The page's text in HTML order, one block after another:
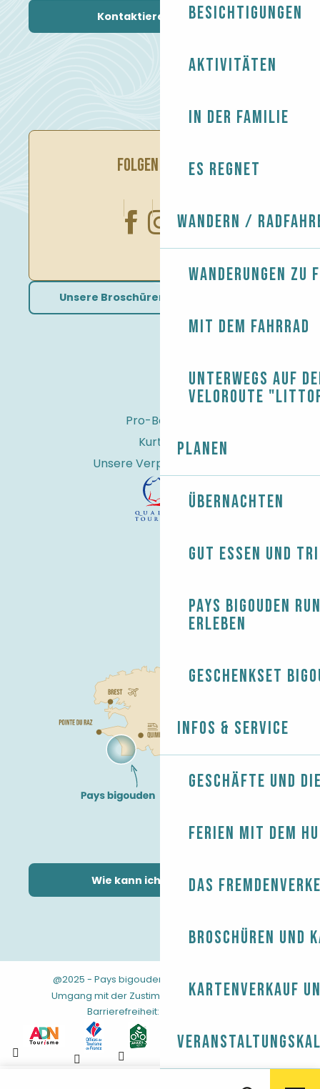
Besichtigungen
Aktivitäten
In der Familie
Es regnet
Wandern /
Wanderungen zu
Mit dem Fahrrad
Unterwegs auf
Veloroute
Planen
Übernachten
Gut essen und
Pays Bigouden
erleben
Geschenkset
Infos & Service
Geschäfte und
Ferien mit dem
Das
Broschüren und
Kartenverkauf
Kontaktieren Sie uns
FOLGEN SIE UNS
Unsere Broschüren herunterladen
Pro-Bereich
Kurtaxe
Unsere Verpflichtungen
Wie kann ich kommen?
@2025 - Pays bigouden Rechtliche Hinweise-
Umgang mit der Zustimmung
-AGB -Sitemap-
Barrierefreiheit: nicht konform